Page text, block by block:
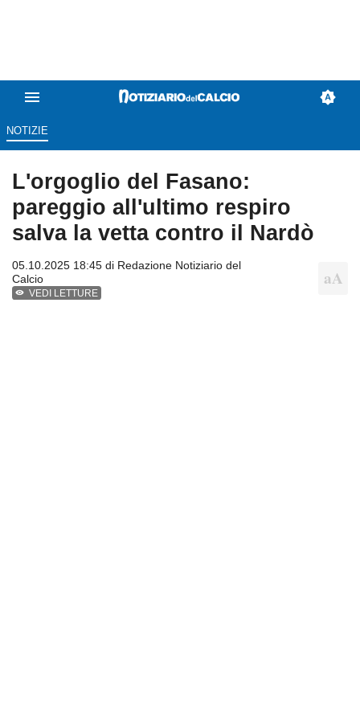
NOTIZIE
L'orgoglio del Fasano:
pareggio all'ultimo respiro
salva la vetta contro il Nardò
05.10.2025 18:45 di Redazione Notiziario del
Calcio
VEDI LETTURE